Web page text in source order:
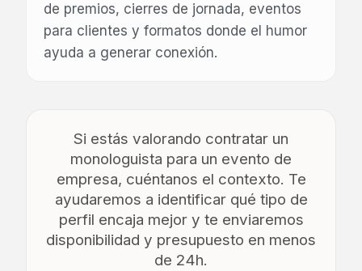
de premios, cierres de jornada, eventos
para clientes y formatos donde el humor
ayuda a generar conexión.
Si estás valorando contratar un
monologuista para un evento de
empresa, cuéntanos el contexto. Te
ayudaremos a identificar qué tipo de
perfil encaja mejor y te enviaremos
disponibilidad y presupuesto en menos
de 24h.